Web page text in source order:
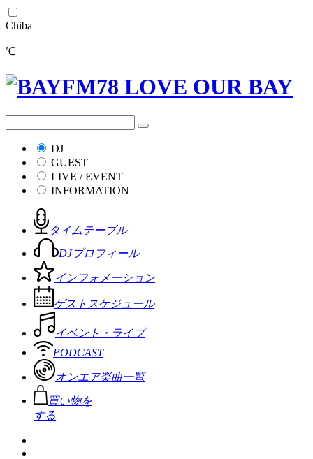
Chiba
℃
DJ
GUEST
LIVE / EVENT
INFORMATION
タイムテーブル
DJプロフィール
インフォメーション
ゲストスケジュール
イベント・ライブ
PODCAST
オンエア楽曲一覧
買い物を
する